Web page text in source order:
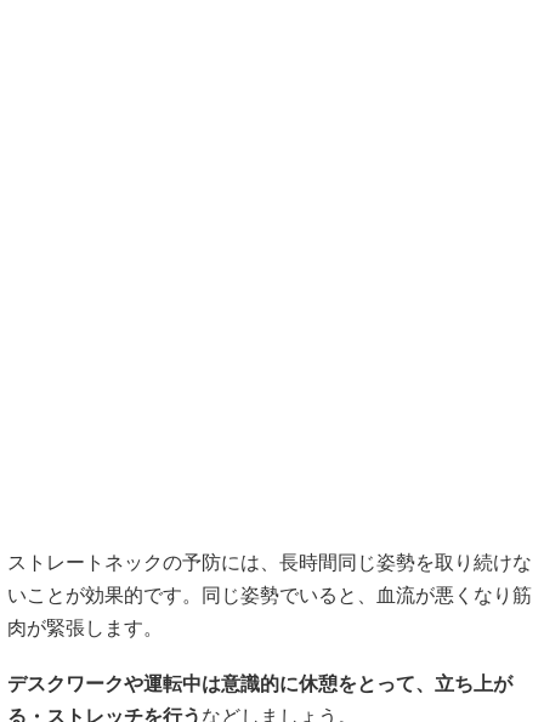
ストレートネックの予防には、長時間同じ姿勢を取り続けな
いことが効果的です。同じ姿勢でいると、血流が悪くなり筋
肉が緊張します。
デスクワークや運転中は意識的に休憩をとって、立ち上が
る・ストレッチを行う などしましょう。